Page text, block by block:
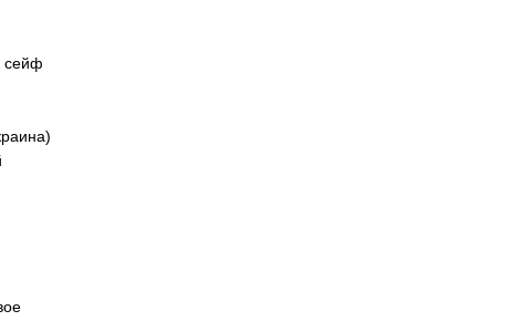
сейф